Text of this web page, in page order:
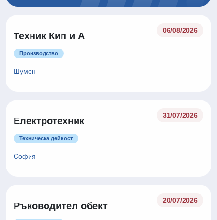
Техник Кип и А
06/08/2026
Производство
Шумен
Електротехник
31/07/2026
Техническа дейност
София
Ръководител обект
20/07/2026